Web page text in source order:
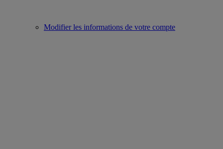
Modifier les informations de votre compte